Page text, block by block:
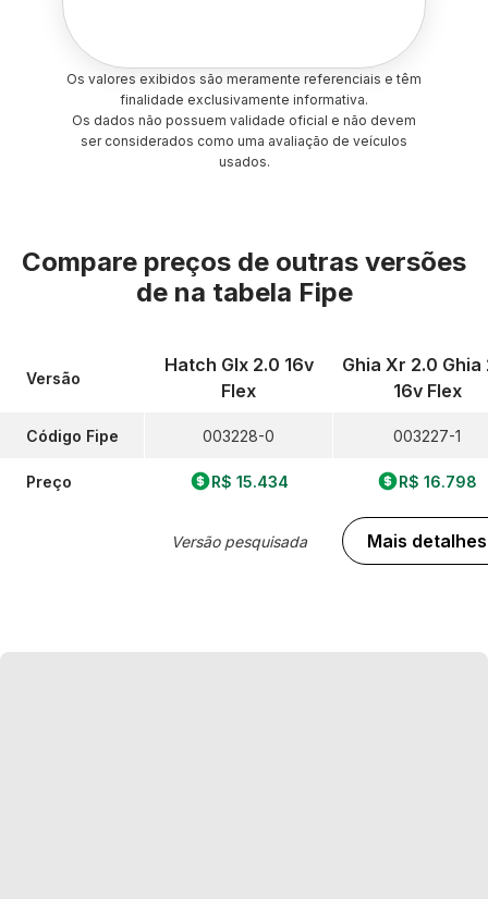
Os valores exibidos são meramente referenciais e têm
finalidade exclusivamente informativa.
Os dados não possuem validade oficial e não devem
ser considerados como uma avaliação de veículos
usados.
Compare preços de outras versões
de na tabela Fipe
Versão
Código Fipe
Preço
Hatch Glx 2.0 16v
Flex
003228-0
R$ 15.434
Versão pesquisada
Ghia Xr 2.0 Ghia
16v Flex
003227-1
R$ 16.798
Mais detalhes